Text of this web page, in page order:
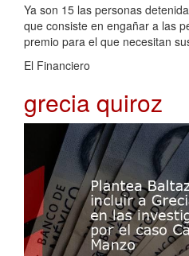
Ya son 15 las personas
que consiste en engañar a las
premio para el que necesitan
El Financiero
grecia quiroz